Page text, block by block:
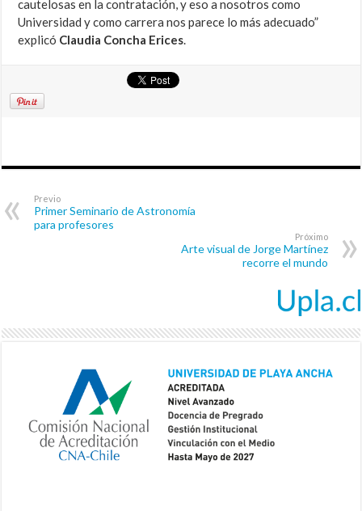
cautelosas en la contratación, y eso a nosotros como
Universidad y como carrera nos parece lo más adecuado”
explicó Claudia Concha Erices.
Previo
Primer Seminario de Astronomía
para profesores
Próximo
Arte visual de Jorge Martínez
recorre el mundo